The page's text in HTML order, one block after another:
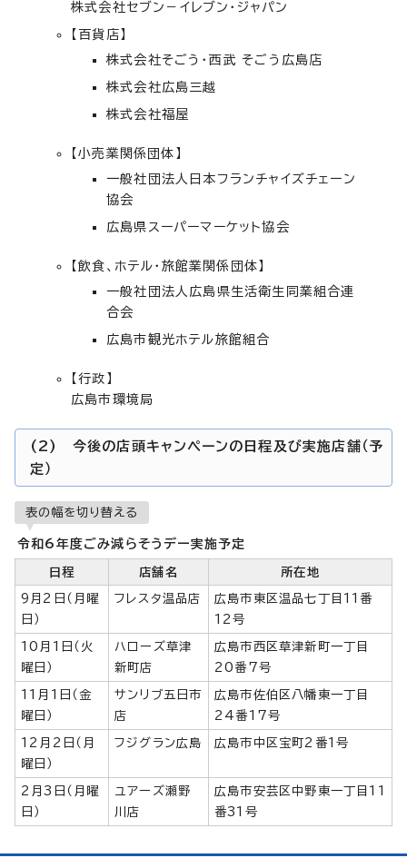
株式会社セブン－イレブン・ジャパン
【百貨店】
株式会社そごう・西武 そごう広島店
株式会社広島三越
株式会社福屋
【小売業関係団体】
一般社団法人日本フランチャイズチェーン
協会
広島県スーパーマーケット協会
【飲食、ホテル・旅館業関係団体】
一般社団法人広島県生活衛生同業組合連
合会
広島市観光ホテル旅館組合
【行政】
広島市環境局
(2) 今後の店頭キャンペーンの日程及び実施店舗（予
定）
表の幅を切り替える
令和6年度ごみ減らそうデー実施予定
日程 店舗名 所在地
9月2日（月曜
日）
フレスタ温品店
広島市東区温品七丁目11番
12号
10月1日（火
曜日）
ハローズ草津
新町店
広島市西区草津新町一丁目
20番7号
11月1日（金
曜日）
サンリブ五日市
店
広島市佐伯区八幡東一丁目
24番17号
12月2日（月
曜日）
フジグラン広島 広島市中区宝町2番1号
2月3日（月曜
日）
ユアーズ瀬野
川店
広島市安芸区中野東一丁目11
番31号